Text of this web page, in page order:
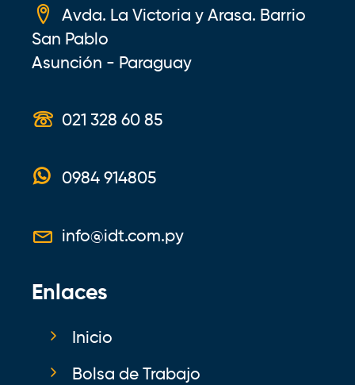
Avda. La Victoria y Arasa. Barrio
San Pablo
Asunción - Paraguay
021 328 60 85
0984 914805
info@idt.com.py
Enlaces
Inicio
Bolsa de Trabajo